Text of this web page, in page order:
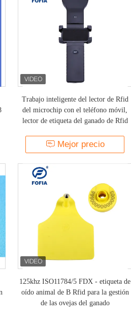
Trabajo inteligente del lector de Rfid
del microchip con el teléfono móvil,
lector de etiqueta del ganado de Rfid
Mejor precio
125khz ISO11784/5 FDX - etiqueta de
oído animal de B Rfid para la gestión
de las ovejas del ganado